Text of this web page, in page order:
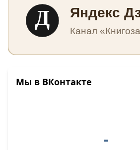
Д Яндекс
Канал
Мы в ВКонтакте